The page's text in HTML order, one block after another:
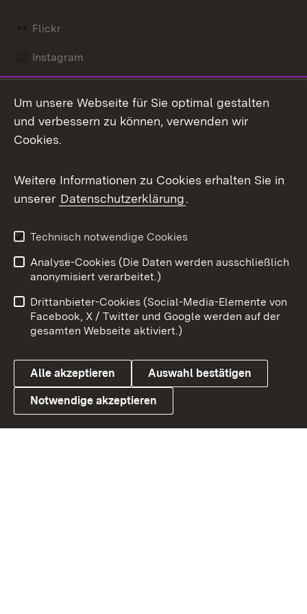
Flickr
Instagram
Mastodon
Messenger
Social Wall
X / Twitter
Youtube
Link zum Landesportal
Benutzungshinweise
Barrierefreiheit
Datenschutz
Cookies
Um unsere Webseite für Sie optimal gestalten
und verbessern zu können, verwenden wir
Cookies.
Weitere Informationen zu Cookies erhalten Sie in
unserer Datenschutzerklärung.
Technisch notwendige Cookies
Analyse-Cookies (Die Daten werden ausschließlich
anonymisiert verarbeitet.)
Drittanbieter-Cookies (Social-Media-Elemente von
Facebook, X / Twitter und Google werden auf der
gesamten Webseite aktiviert.)
Alle akzeptieren Auswahl bestätigen
Notwendige akzeptieren